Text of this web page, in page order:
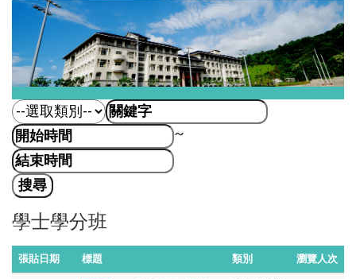
~
學士學分班
張貼日期 標題 類別 瀏覽人次